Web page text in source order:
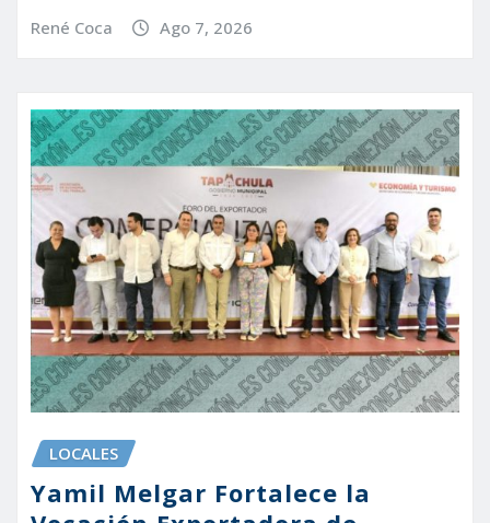
René Coca Ago 7, 2026
LOCALES
Yamil Melgar Fortalece la